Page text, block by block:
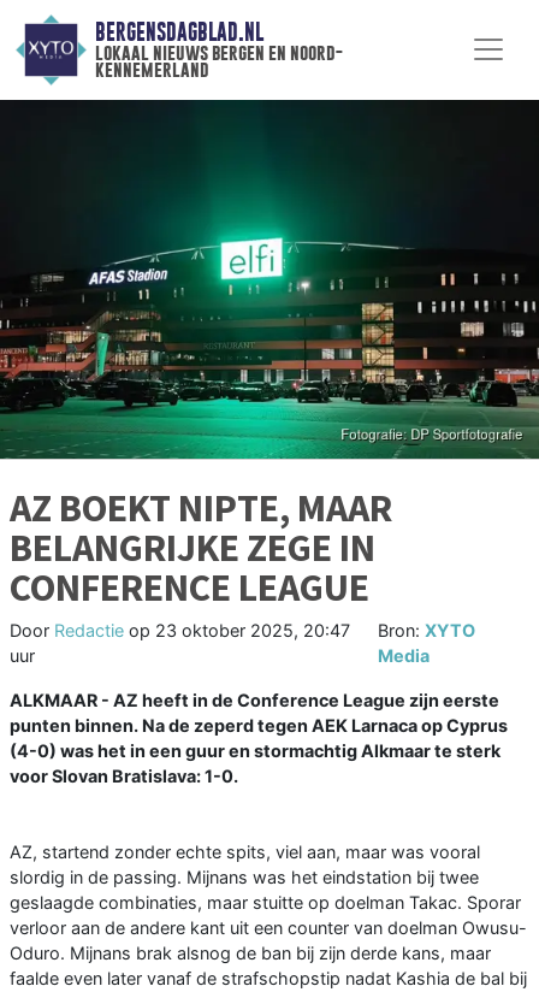
BERGENSDAGBLAD.NL
lokaal nieuws bergen en noord-
kennemerland
AZ BOEKT NIPTE, MAAR
BELANGRIJKE ZEGE IN
CONFERENCE LEAGUE
Door Redactie op 23 oktober 2025, 20:47
uur
Bron: XYTO
Media
ALKMAAR - AZ heeft in de Conference League zijn eerste
punten binnen. Na de zeperd tegen AEK Larnaca op Cyprus
(4-0) was het in een guur en stormachtig Alkmaar te sterk
voor Slovan Bratislava: 1-0.
AZ, startend zonder echte spits, viel aan, maar was vooral
slordig in de passing. Mijnans was het eindstation bij twee
geslaagde combinaties, maar stuitte op doelman Takac. Sporar
verloor aan de andere kant uit een counter van doelman Owusu-
Oduro. Mijnans brak alsnog de ban bij zijn derde kans, maar
faalde even later vanaf de strafschopstip nadat Kashia de bal bij